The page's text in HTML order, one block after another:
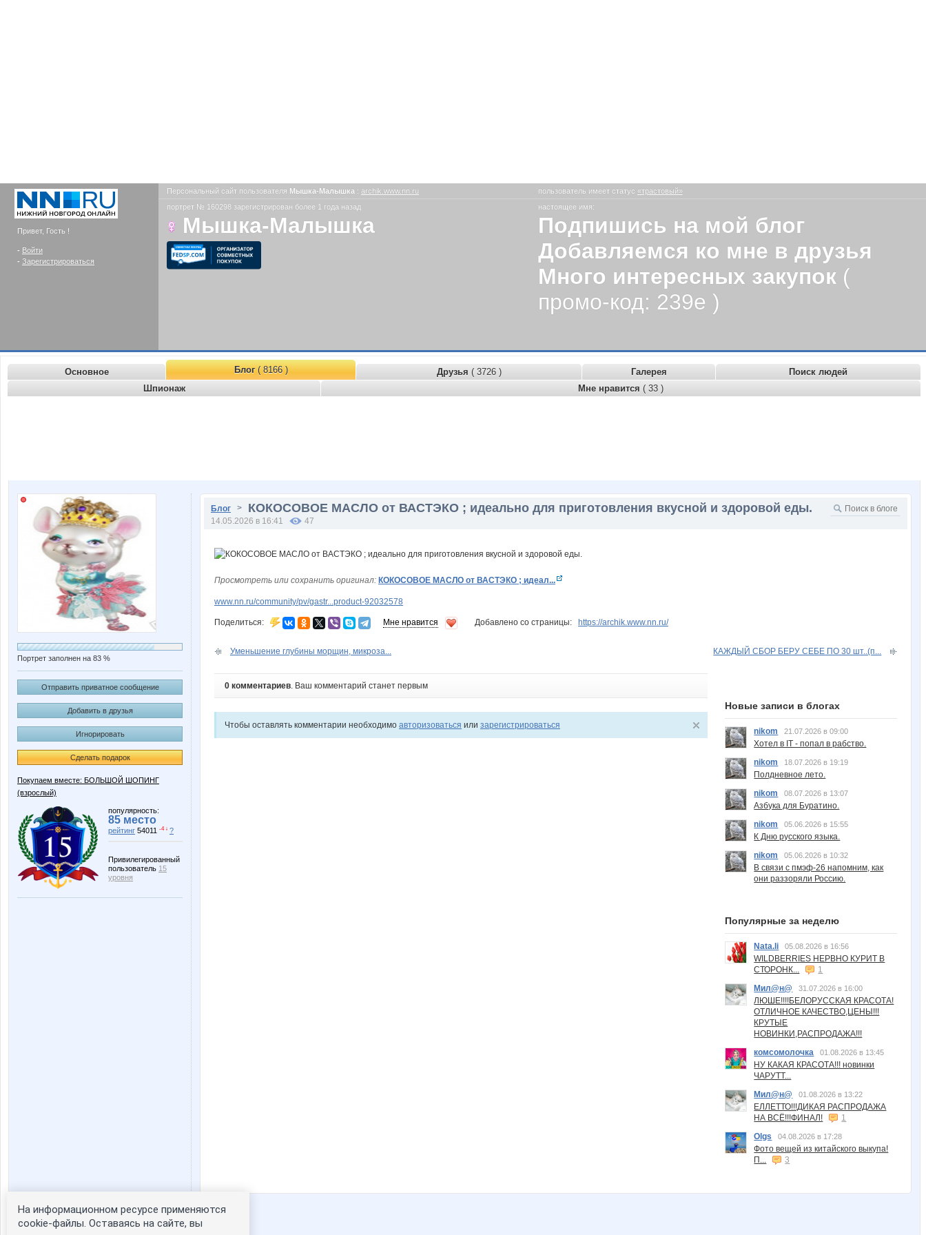
Привет, Гость !
- Войти
- Зарегистрироваться
Персональный сайт пользователя Мышка-Малышка : archik.www.nn.ru пользователь имеет статус «трастовый»
портрет № 160298 зарегистрирован более 1 года назад
Мышка-Малышка
настоящее имя:
Подпишись на мой блог
Добавляемся ко мне в друзья
Много интересных закупок (
промо-код: 239e )
Основное Блог( 8166 ) Друзья ( 3726 ) Галерея
Поиск людей
Шпионаж
Мне нравится ( 33 )
Портрет заполнен на 83 %
Отправить приватное сообщение
Добавить в друзья
Игнорировать
Сделать подарок
Покупаем вместе: БОЛЬШОЙ ШОПИНГ
(взрослый)
популярность:
85 место
рейтинг 54011 -4 ↓ ?
Привилегированный
пользователь 15
уровня
Статистика портрета:
Блог > КОКОСОВОЕ МАСЛО от ВАСТЭКО ; идеально для приготовления вкусной и здоровой еды.
14.05.2026 в 16:41 47
Просмотреть или сохранить оригинал: КОКОСОВОЕ МАСЛО от ВАСТЭКО ; идеал...
www.nn.ru/community/pv/gastr...product-92032578
Поделиться: Мне нравится Добавлено со страницы: https://archik.www.nn.ru/
Уменьшение глубины морщин, микроза... КАЖДЫЙ СБОР БЕРУ СЕБЕ ПО 30 шт..(п...
0 комментариев. Ваш комментарий станет первым
Чтобы оставлять комментарии необходимо авторизоваться или зарегистрироваться
Новые записи в блогах
nikom 21.07.2026 в 09:00
Хотел в IT - попал в рабство.
nikom
18.07.2026 в 19:19
Полдневное лето.
nikom
08.07.2026 в 13:07
Азбука для Буратино.
nikom
05.06.2026 в 15:55
К Дню русского языка.
nikom
05.06.2026 в 10:32
В связи с пмэф-26 напомним, как
они раззоряли Россию.
Популярные за неделю
Nata.li 05.08.2026 в 16:56
WILDBERRIES НЕРВНО КУРИТ В
СТОРОНК...
1
Мил@н@
31.07.2026 в 16:00
ЛЮШЕ!!!!БЕЛОРУССКАЯ КРАСОТА!
ОТЛИЧНОЕ КАЧЕСТВО,ЦЕНЫ!!!
КРУТЫЕ
НОВИНКИ,РАСПРОДАЖА!!!
комсомолочка
01.08.2026 в 13:45
НУ КАКАЯ КРАСОТА!!! новинки
ЧАРУТТ...
Мил@н@
01.08.2026 в 13:22
ЕЛЛЕТТО!!!ДИКАЯ РАСПРОДАЖА
НА ВСЁ!!!ФИНАЛ!
1
Olgs
04.08.2026 в 17:28
Фото вещей из китайского выкупа!
П...
3
На информационном ресурсе применяются
cookie-файлы. Оставаясь на сайте, вы